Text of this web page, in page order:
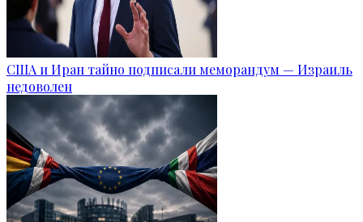
США и Иран тайно подписали меморандум — Израиль
недоволен